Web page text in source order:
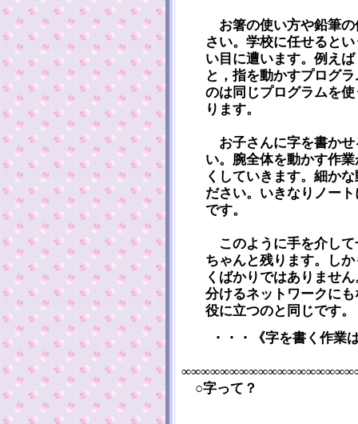
お箸の使い方や鉛筆の
さい。学校に任せると
い目に遭います。例え
と，指を動かすプログ
のは同じプログラムを
ります。
お子さんに字を書かせ
い。腕全体を動かす作
くしていきます。細か
ださい。いきなりノー
です。
このように手を介して
ちゃんと残ります。し
くばかりではありませ
分けるネットワークに
役に立つのと同じです。
・・・《字を書く作業
○字って？